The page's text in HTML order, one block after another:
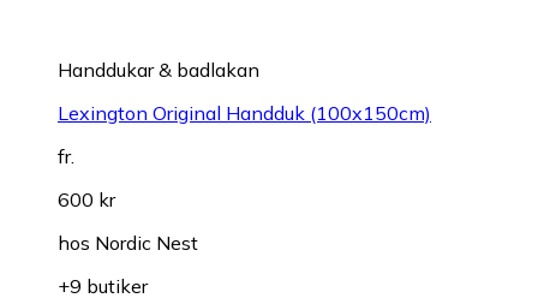
Handdukar & badlakan
Lexington Original Handduk (100x150cm)
fr.
600 kr
hos Nordic Nest
+9 butiker